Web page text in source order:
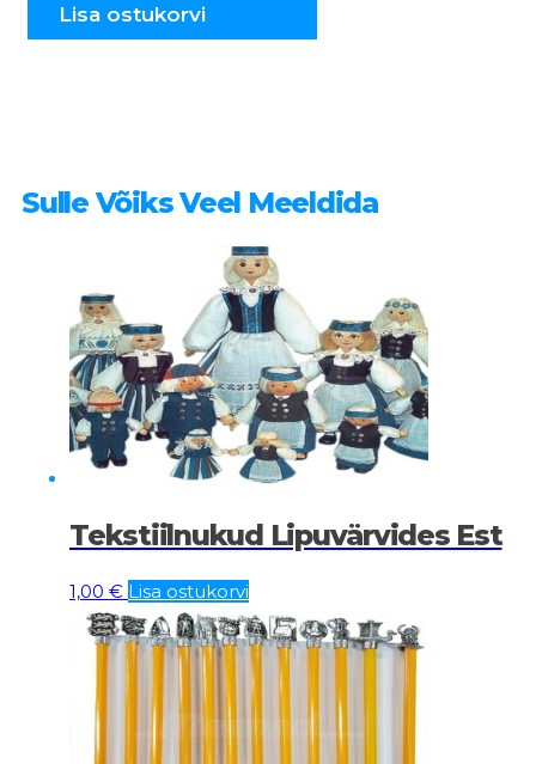
kogus
Lisa ostukorvi
Sulle Võiks Veel Meeldida
Tekstiilnukud Lipuvärvides Est
1,00 € Lisa ostukorvi